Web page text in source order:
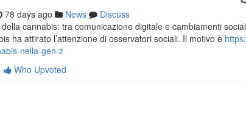
78 days ago News
Discuss
cannabis: tra comunicazione digitale e cambiamenti
ha attirato l’attenzione di osservatori sociali. Il motivo è
nella-gen-z
Who Upvoted